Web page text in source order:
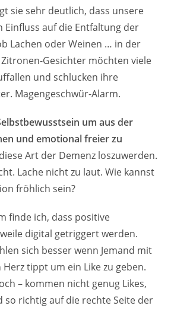
sie sehr deutlich, dass unsere
Einfluss auf die Entfaltung der
Lachen oder Weinen … in der
Gesichter möchten viele
und schlucken ihre
Magengeschwür-Alarm.
um aus der
und emotional freier zu
Art der Demenz loszuwerden.
Lache nicht zu laut. Wie kannst
fröhlich sein?
finde ich, dass positive
digital getriggert werden.
sich besser wenn Jemand mit
tippt um ein Like zu geben.
– kommen nicht genug Likes,
so richtig auf die rechte Seite der